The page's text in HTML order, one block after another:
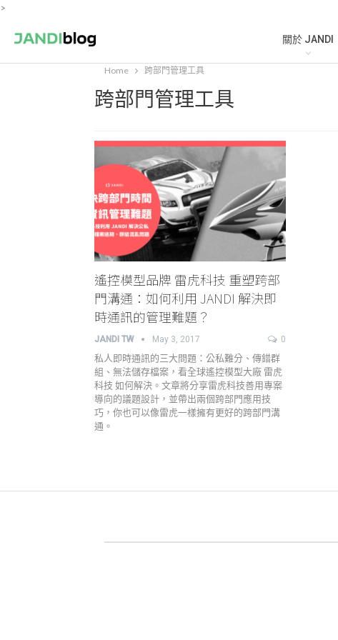
>
關於 JANDI
Home 跨部門管理工具
跨部門管理工具
遙控模型品牌 雷虎科技 重塑跨部
門溝通：如何利用 JANDI 解決即
時通訊的管理難題？
JANDI TW May 3, 2017 0
私人即時通訊的三大問題：公私難分、傳錯群
組、無法儲存檔案，看全球遙控模型大廠 雷虎
科技 如何解決。文章將分享雷虎科技善用專案
導向的議題設計，並帶出兩個跨部門應用技
巧，你也可以像雷虎一樣擁有更好的跨部門溝
通。